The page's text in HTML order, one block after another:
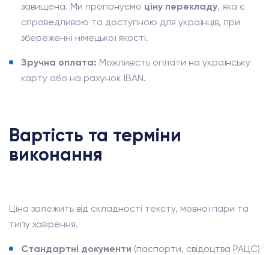
завищена. Ми пропонуємо ціну перекладу, яка є
справедливою та доступною для українців, при
збереженні німецької якості.
Зручна оплата: Можливість оплати на українську
карту або на рахунок IBAN.
Вартість та терміни
виконання
Ціна залежить від складності тексту, мовної пари та
типу завірення.
Стандартні документи (паспорти, свідоцтва РАЦС)